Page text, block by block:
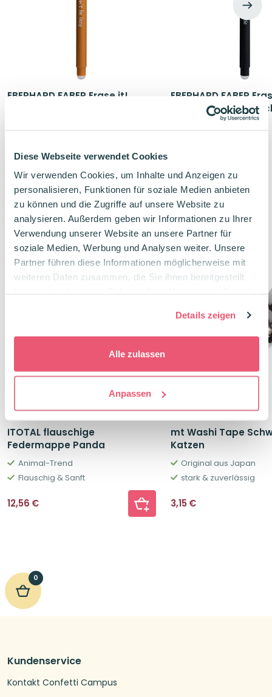
Diese Webseite verwendet Cookies
Wir verwenden Cookies, um Inhalte und Anzeigen zu
personalisieren, Funktionen für soziale Medien anbieten
zu können und die Zugriffe auf unsere Website zu
analysieren. Außerdem geben wir Informationen zu Ihrer
Verwendung unserer Website an unsere Partner für
soziale Medien, Werbung und Analysen weiter. Unsere
Partner führen diese Informationen möglicherweise mit
weiteren Daten zusammen, die Sie ihnen bereitgestellt
Details zeigen
Alle zulassen
Anpassen
EBERHARD FABER Erase it!
Radierbarer Stift
2,48 €
EBERHARD FABER
Radierbarer
2,48€
Verwandte Produkte
ITOTAL flauschige
Federmappe Panda
Animal-Trend
Flauschig & Sanft
12,56 €
mt Washi Tape
Katzen
Original aus Japan
stark & zuverlässig
3,15 €
0
Kundenservice
Kontakt Confetti Campus